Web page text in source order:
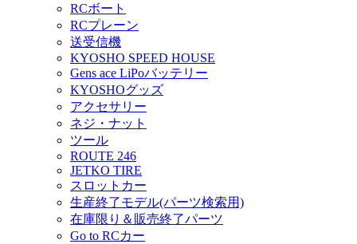
RCボート
RCプレーン
送受信機
KYOSHO SPEED HOUSE
Gens ace LiPoバッテリー
KYOSHOグッズ
アクセサリー
ネジ・ナット
ツール
ROUTE 246
JETKO TIRE
スロットカー
生産終了モデル(パーツ検索用)
在庫限り＆販売終了パーツ
Go to RCカー